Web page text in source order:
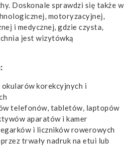
Doskonale sprawdzi się także w
motoryzacyjnej,
i medycznej, gdzie czysta,
jest wizytówką
okularów korekcyjnych i
telefonów, tabletów, laptopów
aparatów i kamer
i liczników rowerowych
trwały nadruk na etui lub